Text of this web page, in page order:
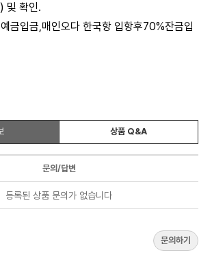
및 확인.
금입금,매인오다 한국항 입항후70%잔금입
상품 Q&A
문의/답변
등록된 상품 문의가 없습니다
문의하기